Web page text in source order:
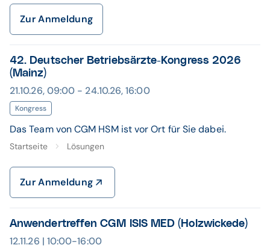
Zur Anmeldung
42. Deutscher Betriebsärzte-Kongress 2026
(Mainz)
21.10.26, 09:00 - 24.10.26, 16:00
Kongress
Das Team von CGM HSM ist vor Ort für Sie dabei.
Startseite Lösungen
Zur Anmeldung
Anwendertreffen CGM ISIS MED (Holzwickede)
12.11.26 | 10:00-16:00